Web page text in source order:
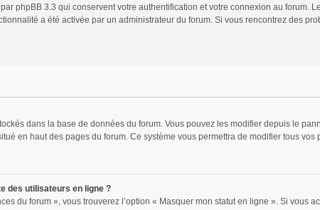
phpBB 3.3 qui conservent votre authentification et votre connexion au forum.
a été activée par un administrateur du forum. Si vous rencontrez des
dans la base de données du forum. Vous pouvez les modifier depuis le
en haut des pages du forum. Ce système vous permettra de modifier tous vos
des utilisateurs en ligne ?
du forum », vous trouverez l’option « Masquer mon statut en ligne ». Si vous